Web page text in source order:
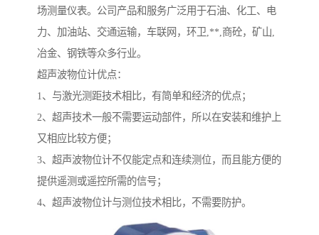
场测量仪表。公司产品和服务广泛用于石油、化工、电
力、加油站、交通运输，车联网，环卫,**,商砼，矿山,
冶金、钢铁等众多行业。
超声波物位计优点：
1、与激光测距技术相比，有简单和经济的优点；
2、超声技术一般不需要运动部件，所以在安装和维护上
又相应比较方便；
3、超声波物位计不仅能定点和连续测位，而且能方便的
提供遥测或遥控所需的信号；
4、超声波物位计与测位技术相比，不需要防护。